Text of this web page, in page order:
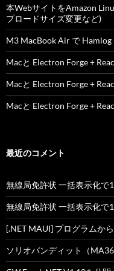
本WebサイトをAmazon
プロードサイズ変更など)
M3 MacBook Air で Hamlog
Macと Electron Forge +
Macと Electron Forge +
Macと Electron Forge +
最近のコメント
無線局免許状 一括表示化で
無線局免許状 一括表示化で
[.NET MAUI] プログラムか
ソリオバンディット（